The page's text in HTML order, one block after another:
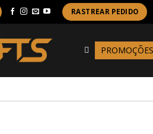
RASTREAR PEDIDO
PROMOÇÕES